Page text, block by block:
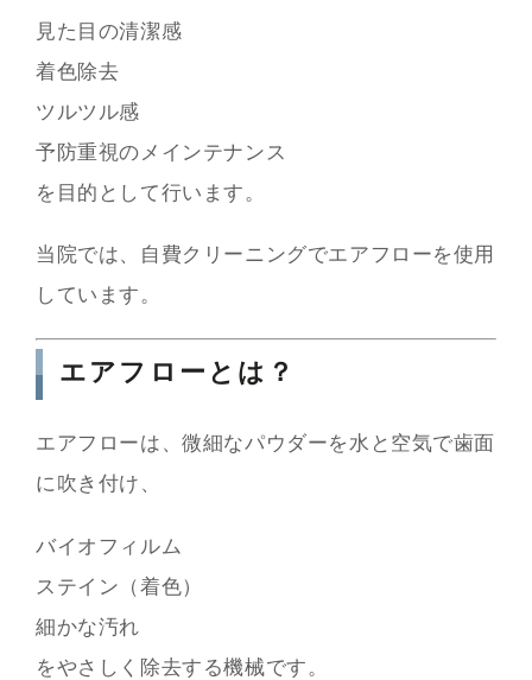
見た目の清潔感
着色除去
ツルツル感
予防重視のメインテナンス
を目的として行います。
当院では、自費クリーニングでエアフローを使用
しています。
エアフローとは？
エアフローは、微細なパウダーを水と空気で歯面
に吹き付け、
バイオフィルム
ステイン（着色）
細かな汚れ
をやさしく除去する機械です。